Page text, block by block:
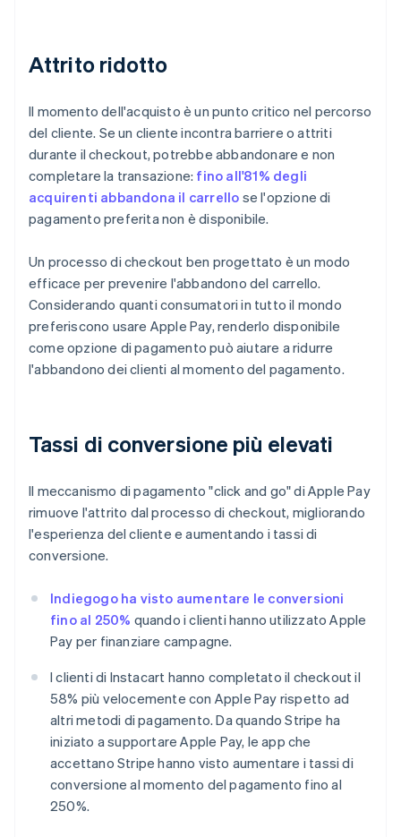
Attrito ridotto
Il momento dell'acquisto è un punto critico nel percorso
del cliente. Se un cliente incontra barriere o attriti
durante il checkout, potrebbe abbandonare e non
completare la transazione: fino all'81% degli
acquirenti abbandona il carrello se l'opzione di
pagamento preferita non è disponibile.
Un processo di checkout ben progettato è un modo
efficace per prevenire l'abbandono del carrello.
Considerando quanti consumatori in tutto il mondo
preferiscono usare Apple Pay, renderlo disponibile
come opzione di pagamento può aiutare a ridurre
l'abbandono dei clienti al momento del pagamento.
Tassi di conversione più elevati
Il meccanismo di pagamento "click and go" di Apple Pay
rimuove l'attrito dal processo di checkout, migliorando
l'esperienza del cliente e aumentando i tassi di
conversione.
Indiegogo ha visto aumentare le conversioni
fino al 250% quando i clienti hanno utilizzato Apple
Pay per finanziare campagne.
I clienti di Instacart hanno completato il checkout il
58% più velocemente con Apple Pay rispetto ad
altri metodi di pagamento. Da quando Stripe ha
iniziato a supportare Apple Pay, le app che
accettano Stripe hanno visto aumentare i tassi di
conversione al momento del pagamento fino al
250%.